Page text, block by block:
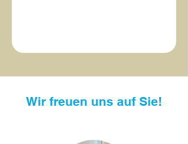
Wir freuen uns auf Sie!